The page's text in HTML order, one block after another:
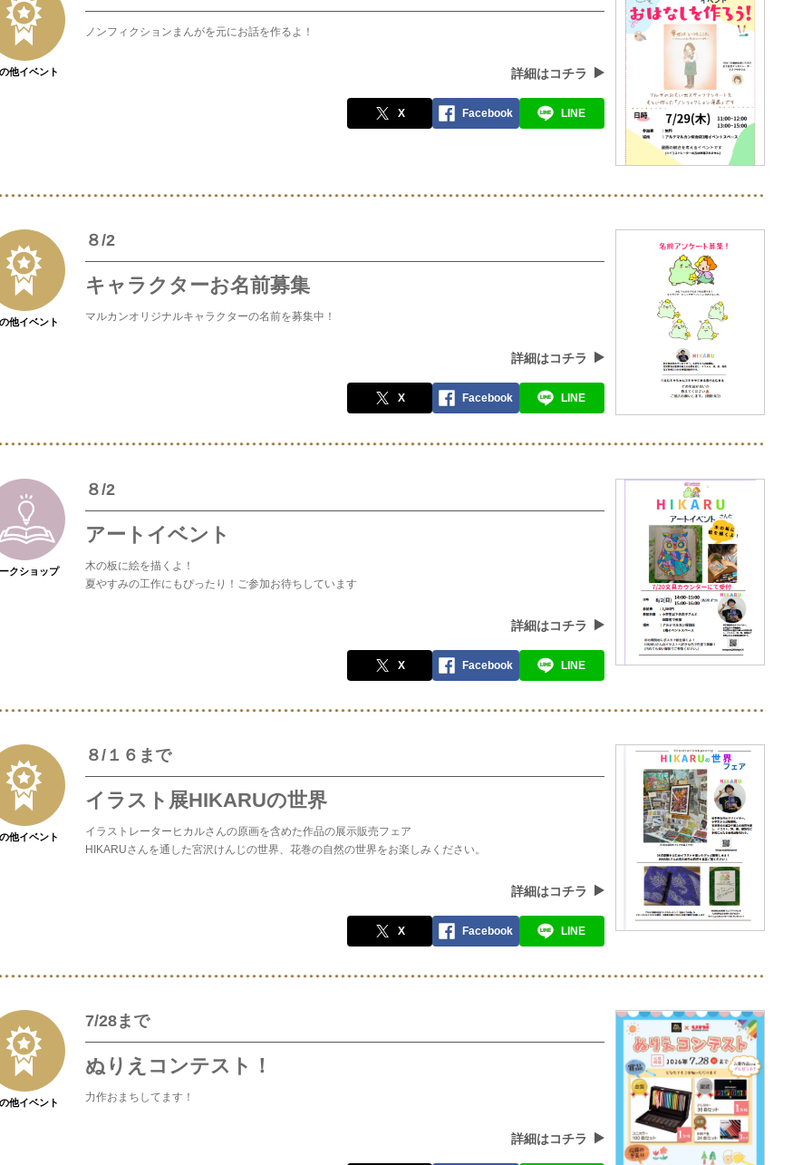
他イベント
ノンフィクションまんがを元にお話を作るよ！
詳細はコチラ
X Facebook LINE
他イベント
８/2
キャラクターお名前募集
マルカンオリジナルキャラクターの名前を募集中！
詳細はコチラ
X Facebook LINE
クショップ
８/2
アートイベント
木の板に絵を描くよ！
夏やすみの工作にもぴったり！ご参加お待ちしています
詳細はコチラ
X Facebook LINE
他イベント
８/１６まで
イラスト展HIKARUの世界
イラストレーターヒカルさんの原画を含めた作品の展示販売フェア
HIKARUさんを通した宮沢けんじの世界、花巻の自然の世界をお楽しみください。
詳細はコチラ
X Facebook LINE
他イベント
7/28まで
ぬりえコンテスト！
力作おまちしてます！
詳細はコチラ